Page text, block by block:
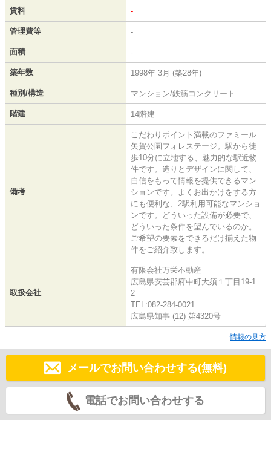
賃料 -
管理費等 -
面積 -
築年数 1998年 3月 (築28年)
種別/構造 マンション/鉄筋コンクリート
階建 14階建
備考
こだわりポイント満載のファミール
矢賀公園フォレステージ。駅から徒
歩10分に立地する、魅力的な駅近物
件です。造りとデザインに関して、
自信をもって情報を提供できるマン
ションです。よくお出かけをする方
にも便利な、2駅利用可能なマンショ
ンです。どういった設備が必要で、
どういった条件を望んでいるのか。
ご希望の要素をできるだけ揃えた物
件をご紹介致します。
取扱会社
有限会社万栄不動産
広島県安芸郡府中町大須１丁目19-1
2
TEL:082-284-0021
広島県知事 (12) 第4320号
情報の見方
メールでお問い合わせする(無料)
電話でお問い合わせする